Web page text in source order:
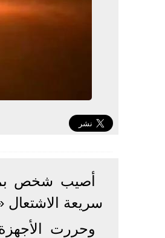
أصيب شخص
سريعة الاشتعال
وحررت